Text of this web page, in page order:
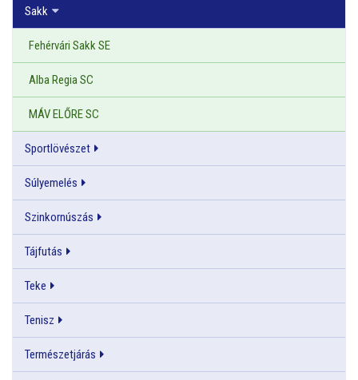
Sakk
Fehérvári Sakk SE
Alba Regia SC
MÁV ELŐRE SC
Sportlövészet
Súlyemelés
Szinkornúszás
Tájfutás
Teke
Tenisz
Természetjárás